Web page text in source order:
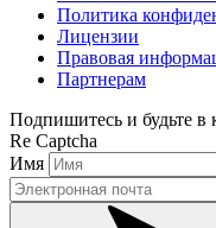
Политика
Лицензии
Правовая
Партнерам
Подпишитесь и будьте в
Re Captcha
Имя